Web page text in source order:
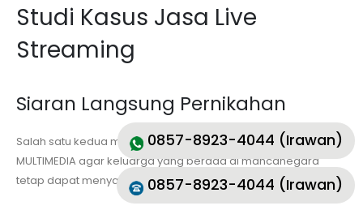
Studi Kasus Jasa Live
Streaming
Siaran Langsung Pernikahan
Salah satu kedua mempelai menggunakan jasa MKVS
MULTIMEDIA agar keluarga yang berada di mancanegara
tetap dapat menyaksikan rangkaian akad dan pesta.
0857-8923-4044 (Irawan)
0857-8923-4044 (Irawan)